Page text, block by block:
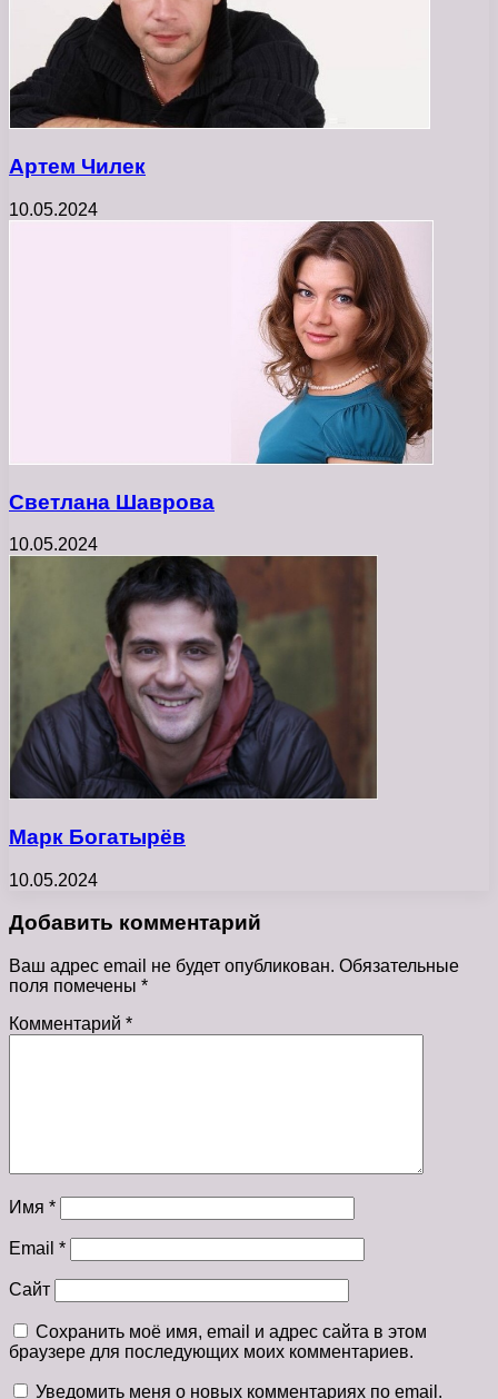
Артем Чилек
10.05.2024
Светлана Шаврова
10.05.2024
Марк Богатырёв
10.05.2024
Добавить комментарий
Ваш адрес email не будет опубликован. Обязательные
поля помечены *
Комментарий *
Имя *
Email *
Сайт
Сохранить моё имя, email и адрес сайта в этом
браузере для последующих моих комментариев.
Уведомить меня о новых комментариях по email.